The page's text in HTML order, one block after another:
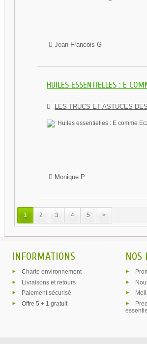
Jean Francois G
HUILES ESSENTIELLES : E
LES TRUCS ET ASTUCES
Monique P
1 2 3 4 5 >
INFORMATIONS
Charte environnement
Livraisons et retours
Paiement sécurisé
Offre 5 + 1 gratuit
NOS